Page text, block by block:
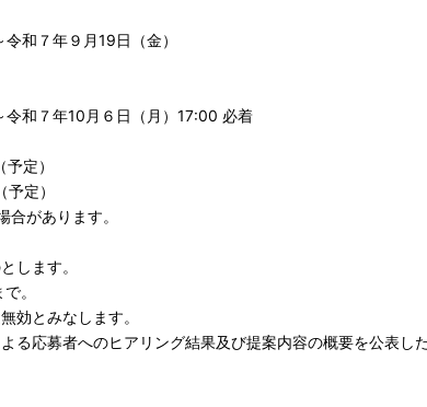
和７年９月19日（金）
和７年10月６日（月）17:00 必着
定）
定）
があります。
します。
。
効とみなします。
る応募者へのヒアリング結果及び提案内容の概要を公表し